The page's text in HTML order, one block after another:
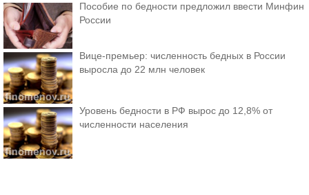
Пособие по бедности предложил ввести Минфин
России
Вице-премьер: численность бедных в России
выросла до 22 млн человек
Уровень бедности в РФ вырос до 12,8% от
численности населения